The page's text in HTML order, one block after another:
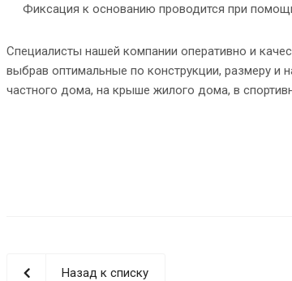
Фиксация к основанию проводится при
Специалисты нашей компании оперативно и
выбрав оптимальные по конструкции, размеру
частного дома, на крыше жилого дома, в
Назад к списку